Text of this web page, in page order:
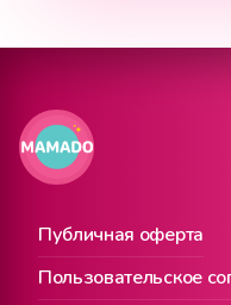
Публичная оферта
Пользовательское